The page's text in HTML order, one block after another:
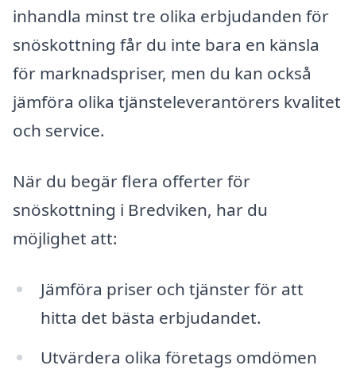
inhandla minst tre olika erbjudanden för
snöskottning får du inte bara en känsla
för marknadspriser, men du kan också
jämföra olika tjänsteleverantörers kvalitet
och service.
När du begär flera offerter för
snöskottning i Bredviken, har du
möjlighet att:
Jämföra priser och tjänster för att
hitta det bästa erbjudandet.
Utvärdera olika företags omdömen